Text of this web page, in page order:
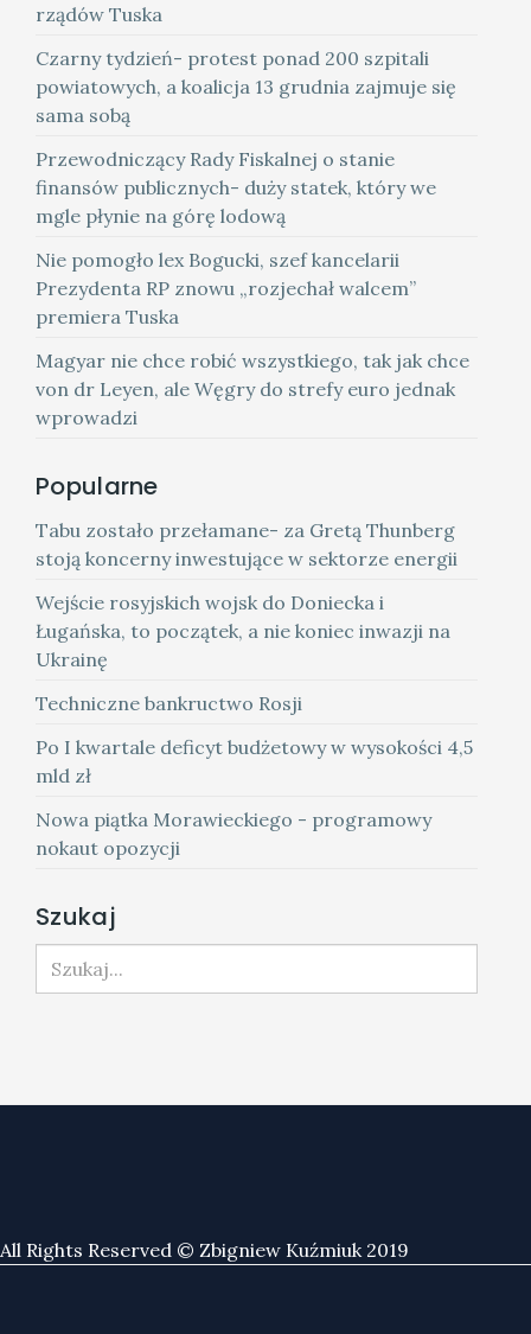
rządów Tuska
Czarny tydzień- protest ponad 200 szpitali
powiatowych, a koalicja 13 grudnia zajmuje się
sama sobą
Przewodniczący Rady Fiskalnej o stanie
finansów publicznych- duży statek, który we
mgle płynie na górę lodową
Nie pomogło lex Bogucki, szef kancelarii
Prezydenta RP znowu „rozjechał walcem”
premiera Tuska
Magyar nie chce robić wszystkiego, tak jak chce
von dr Leyen, ale Węgry do strefy euro jednak
wprowadzi
Popularne
Tabu zostało przełamane- za Gretą Thunberg
stoją koncerny inwestujące w sektorze energii
Wejście rosyjskich wojsk do Doniecka i
Ługańska, to początek, a nie koniec inwazji na
Ukrainę
Techniczne bankructwo Rosji
Po I kwartale deficyt budżetowy w wysokości 4,5
mld zł
Nowa piątka Morawieckiego - programowy
nokaut opozycji
Szukaj
Szukaj...
All Rights Reserved © Zbigniew Kuźmiuk 2019